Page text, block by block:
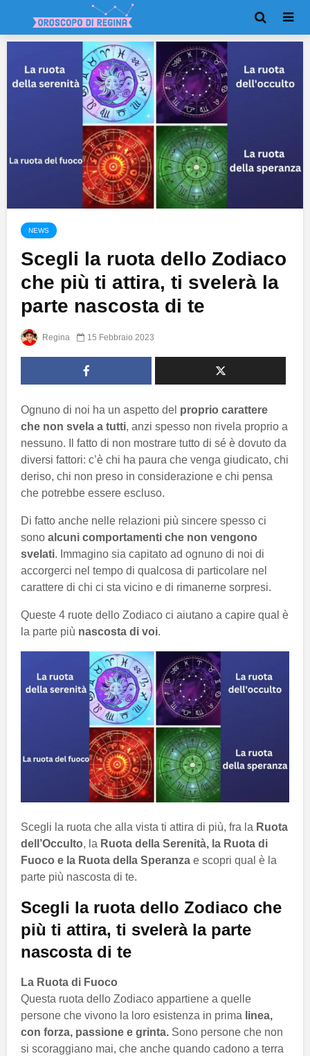
NEWS
Scegli la ruota dello Zodiaco
che più ti attira, ti svelerà la
parte nascosta di te
Regina 15 Febbraio 2023
Ognuno di noi ha un aspetto del proprio carattere
che non svela a tutti, anzi spesso non rivela proprio a
nessuno. Il fatto di non mostrare tutto di sé è dovuto da
diversi fattori: c’è chi ha paura che venga giudicato, chi
deriso, chi non preso in considerazione e chi pensa
che potrebbe essere escluso.
Di fatto anche nelle relazioni più sincere spesso ci
sono alcuni comportamenti che non vengono
svelati. Immagino sia capitato ad ognuno di noi di
accorgerci nel tempo di qualcosa di particolare nel
carattere di chi ci sta vicino e di rimanerne sorpresi.
Queste 4 ruote dello Zodiaco ci aiutano a capire qual è
la parte più nascosta di voi.
Scegli la ruota che alla vista ti attira di più, fra la Ruota
dell’Occulto, la Ruota della Serenità, la Ruota di
Fuoco e la Ruota della Speranza e scopri qual è la
parte più nascosta di te.
Scegli la ruota dello Zodiaco che
più ti attira, ti svelerà la parte
nascosta di te
La Ruota di Fuoco
Questa ruota dello Zodiaco appartiene a quelle
persone che vivono la loro esistenza in prima linea,
con forza, passione e grinta. Sono persone che non
si scoraggiano mai, che anche quando cadono a terra